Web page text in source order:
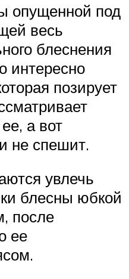
опущенной под
весь
блеснения
интересно
позирует
а вот
не спешит.
увлечь
блесны юбкой
после
ее